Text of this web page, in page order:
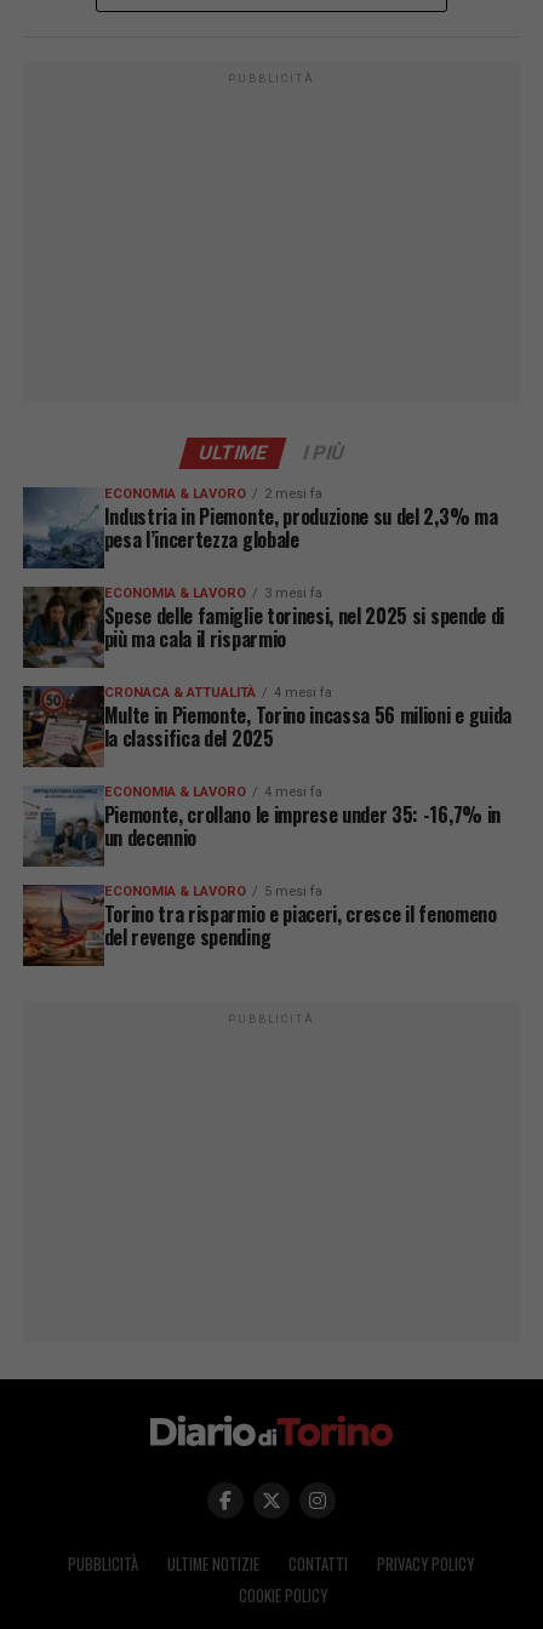
PUBBLICITÀ
ULTIME I PIÙ
ECONOMIA & LAVORO 2 mesi fa
Industria in Piemonte, produzione su del 2,3% ma
pesa l’incertezza globale
ECONOMIA & LAVORO 3 mesi fa
Spese delle famiglie torinesi, nel 2025 si spende di
più ma cala il risparmio
CRONACA & ATTUALITÀ 4 mesi fa
Multe in Piemonte, Torino incassa 56 milioni e guida
la classifica del 2025
ECONOMIA & LAVORO 4 mesi fa
Piemonte, crollano le imprese under 35: -16,7% in
un decennio
ECONOMIA & LAVORO 5 mesi fa
Torino tra risparmio e piaceri, cresce il fenomeno
del revenge spending
PUBBLICITÀ
PUBBLICITÀ ULTIME NOTIZIE CONTATTI
PRIVACY POLICY
COOKIE POLICY